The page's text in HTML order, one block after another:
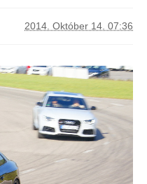
2014. Október 14. 07:36